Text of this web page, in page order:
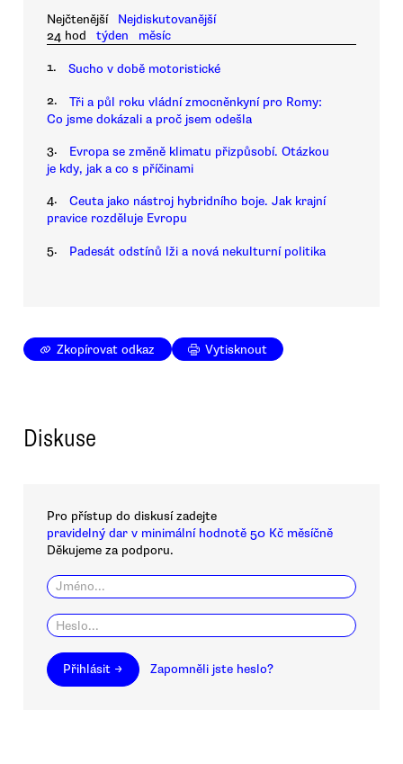
Nejčtenější
Nejdiskutovanější
24 hod
týden měsíc
1. Sucho v době motoristické
2.
Tři a půl roku vládní zmocněnkyní pro Romy:
Co jsme dokázali a proč jsem odešla
3.
Evropa se změně klimatu přizpůsobí. Otázkou
je kdy, jak a co s příčinami
4.
Ceuta jako nástroj hybridního boje. Jak krajní
pravice rozděluje Evropu
5. Padesát odstínů lži a nová nekulturní politika
Zkopírovat odkaz Vytisknout
Diskuse
Pro přístup do diskusí zadejte
pravidelný dar v minimální hodnotě 50 Kč měsíčně
Děkujeme za podporu.
Přihlásit → Zapomněli jste heslo?